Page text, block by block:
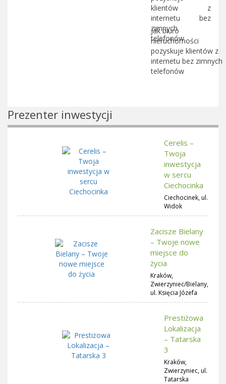
Jak biuro
nieruchomości
pozyskuje klientów z
internetu bez zimnych
telefonów
Prezenter inwestycji
Cerelis –
Twoja
inwestycja
w sercu
Ciechocinka
Ciechocinek, ul.
Widok
Zacisze Bielany
– Twoje nowe
miejsce do
życia
Kraków,
Zwierzyniec/Bielany,
ul. Księcia Józefa
Prestiżowa
Lokalizacja
– Tatarska
3
Kraków,
Zwierzyniec, ul.
Tatarska